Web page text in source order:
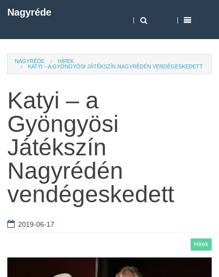
Nagyréde
NAGYRÉDE
HÍREK
KATYI – A GYÖNGYÖSI JÁTÉKSZÍN NAGYRÉDÉN VENDÉGESKEDETT
Katyi – a
Gyöngyösi
Játékszín
Nagyrédén
vendégeskedett
2019-06-17
Hírek